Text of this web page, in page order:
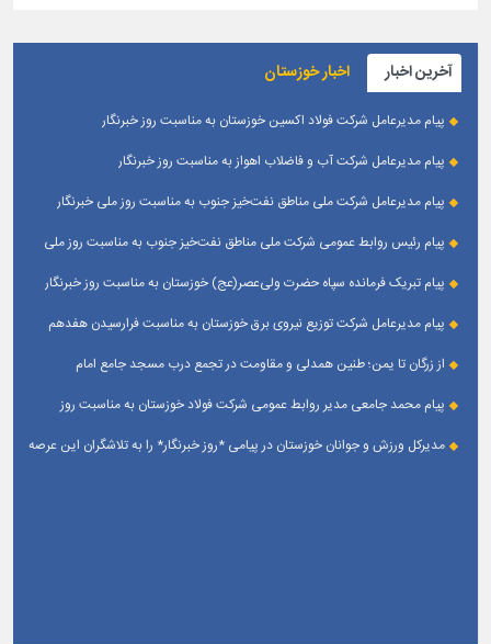
آخرین اخبار اخبار خوزستان
پیام مدیرعامل شرکت فولاد اکسین خوزستان به مناسبت روز خبرنگار
پیام مدیرعامل شرکت آب و فاضلاب اهواز به مناسبت روز خبرنگار
پیام مدیرعامل شركت ملی مناطق نفت‌خیز جنوب به مناسبت روز ملی خبرنگار
پیام رئیس روابط عمومی شركت ملی مناطق نفت‌خیز جنوب به مناسبت روز ملی
پیام تبریک فرمانده سپاه حضرت ولی‌عصر(عج) خوزستان به مناسبت روز خبرنگار
پیام مدیرعامل شرکت توزیع نیروی برق خوزستان به مناسبت فرارسیدن هفدهم
از زرگان تا یمن؛ طنین همدلی و مقاومت در تجمع درب مسجد جامع امام
پیام محمد جامعی مدیر روابط عمومی شرکت فولاد خوزستان به مناسبت روز
مدیرکل ورزش و جوانان خوزستان در پیامی *روز خبرنگار* را به تلاشگران این عرصه